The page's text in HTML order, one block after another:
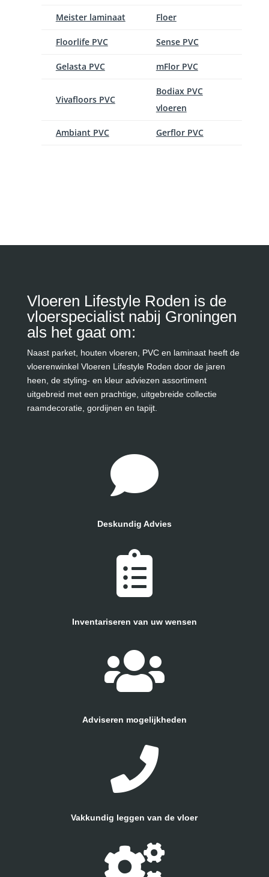
Meister laminaat Floer
Floorlife PVC Sense PVC
Gelasta PVC mFlor PVC
Vivafloors PVC
Bodiax PVC
vloeren
Ambiant PVC Gerflor PVC
Vloeren Lifestyle Roden is de
vloerspecialist nabij Groningen
als het gaat om:
Naast parket, houten vloeren, PVC en laminaat heeft de
vloerenwinkel Vloeren Lifestyle Roden door de jaren
heen, de styling- en kleur adviezen assortiment
uitgebreid met een prachtige, uitgebreide collectie
raamdecoratie, gordijnen en tapijt.
Deskundig Advies
Inventariseren van uw wensen
Adviseren mogelijkheden
Vakkundig leggen van de vloer